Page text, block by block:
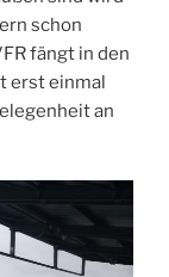
schon
fängt in den
erst einmal
an